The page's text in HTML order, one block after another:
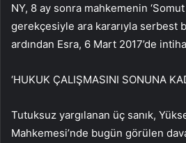
NY, 8 ay sonra mahkemenin ‘Somut
gerekçesiyle ara kararıyla serbest
ardından Esra, 6 Mart 2017’de
‘HUKUK ÇALIŞMASINI SONUNA
Tutuksuz yargılanan üç sanık,
Mahkemesi’nde bugün görülen